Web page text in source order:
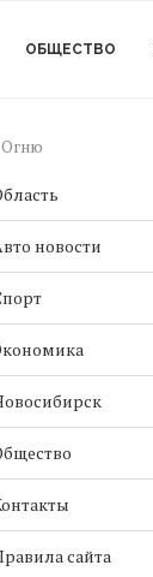
ОБЩЕСТВО
Огню
новости
сайта